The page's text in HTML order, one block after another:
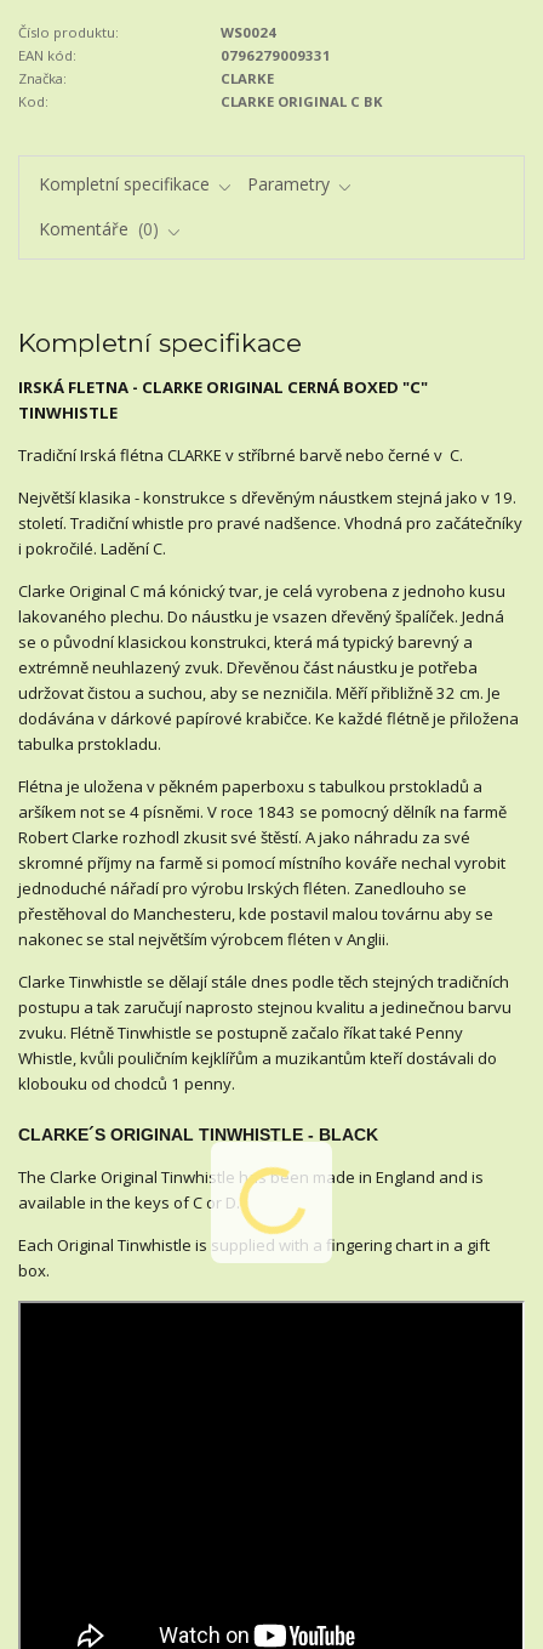
Číslo produktu:
WS0024
EAN kód:
0796279009331
Značka:
CLARKE
Kod:
CLARKE ORIGINAL C BK
Kompletní specifikace
Parametry
Komentáře
0
Kompletní specifikace
IRSKÁ FLETNA - CLARKE ORIGINAL CERNÁ BOXED "C"
TINWHISTLE
Tradiční Irská flétna CLARKE v stříbrné barvě nebo černé v C.
Největší klasika - konstrukce s dřevěným náustkem stejná jako v 19.
století. Tradiční whistle pro pravé nadšence. Vhodná pro začátečníky
i pokročilé. Ladění C.
Clarke Original C má kónický tvar, je celá vyrobena z jednoho kusu
lakovaného plechu. Do náustku je vsazen dřevěný špalíček. Jedná
se o původní klasickou konstrukci, která má typický barevný a
extrémně neuhlazený zvuk. Dřevěnou část náustku je potřeba
udržovat čistou a suchou, aby se nezničila. Měří přibližně 32 cm. Je
dodávána v dárkové papírové krabičce. Ke každé flétně je přiložena
tabulka prstokladu.
Flétna je uložena v pěkném paperboxu s tabulkou prstokladů a
aršíkem not se 4 písněmi. V roce 1843 se pomocný dělník na farmě
Robert Clarke rozhodl zkusit své štěstí. A jako náhradu za své
skromné příjmy na farmě si pomocí místního kováře nechal vyrobit
jednoduché nářadí pro výrobu Irských fléten. Zanedlouho se
přestěhoval do Manchesteru, kde postavil malou továrnu aby se
nakonec se stal největším výrobcem fléten v Anglii.
Clarke Tinwhistle se dělají stále dnes podle těch stejných tradičních
postupu a tak zaručují naprosto stejnou kvalitu a jedinečnou barvu
zvuku. Flétně Tinwhistle se postupně začalo říkat také Penny
Whistle, kvůli pouličním kejklířům a muzikantům kteří dostávali do
klobouku od chodců 1 penny.
CLARKE´S ORIGINAL TINWHISTLE - BLACK
The Clarke Original Tinwhistle has been made in England and is
available in the keys of C or D.
Each Original Tinwhistle is supplied with a fingering chart in a gift
box.